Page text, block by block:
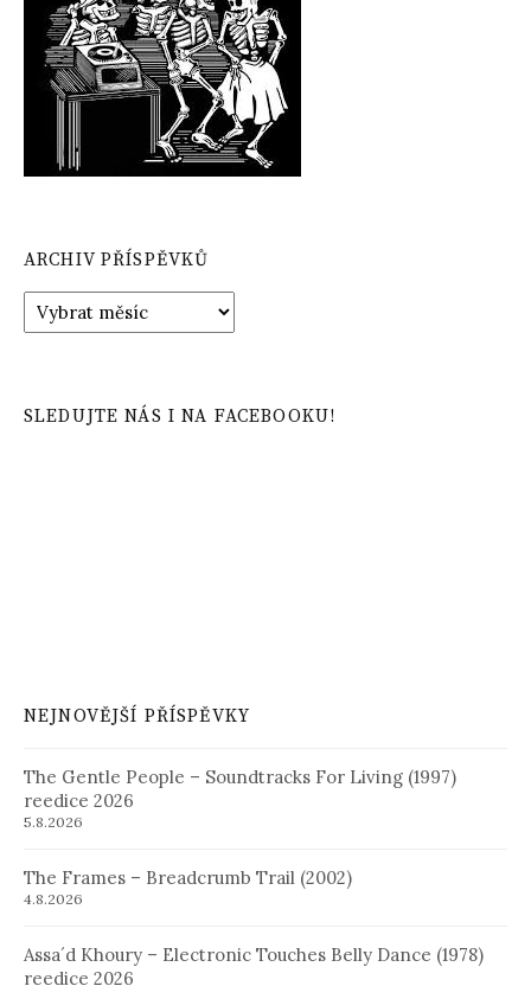
ARCHIV PŘÍSPĚVKŮ
Archiv
příspěvků
SLEDUJTE NÁS I NA FACEBOOKU!
NEJNOVĚJŠÍ PŘÍSPĚVKY
The Gentle People – Soundtracks For Living (1997)
reedice 2026
5.8.2026
The Frames – Breadcrumb Trail (2002)
4.8.2026
Assa´d Khoury – Electronic Touches Belly Dance (1978)
reedice 2026